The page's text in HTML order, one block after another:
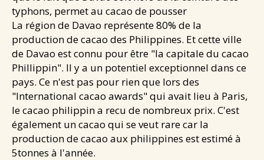
typhons, permet au cacao de pousser
La région de Davao représente 80% de la
production de cacao des Philippines. Et cette ville
de Davao est connu pour être "la capitale du cacao
Phillippin". Il y a un potentiel exceptionnel dans ce
pays. Ce n'est pas pour rien que lors des
"International cacao awards" qui avait lieu à Paris,
le cacao philippin a recu de nombreux prix. C'est
également un cacao qui se veut rare car la
production de cacao aux philippines est estimé à
5tonnes à l'année.